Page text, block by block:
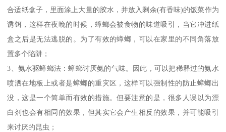
合适纸盒子，里面涂上大量的胶水，并放入剩余(有香味)的饭菜作为
诱饵，这样在夜晚的时候，蟑螂会被食物的味道吸引，当它冲进纸
盒之后是无法逃脱的。为了有效的蟑螂，可以在家里的不同角落放
置多个陷阱；
3、氨水驱蟑螂法：蟑螂讨厌氨的气味。因此，可以把稀释过的氨水
喷洒在地板上或者是蟑螂的重灾区，这样可以强制性的防止蟑螂出
没，这是一个简单而有效的措施。但要注意的是，很多人误以为漂
白剂也会有相同的效果，但其实它会产生相反的效果，并可能吸引
来讨厌的昆虫；